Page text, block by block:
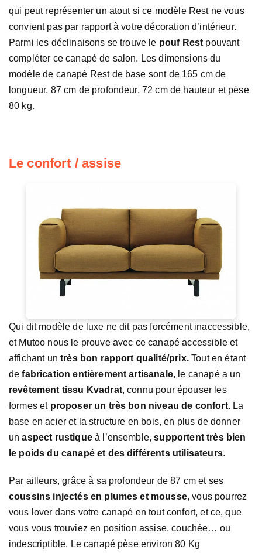
qui peut représenter un atout si ce modèle Rest ne vous
convient pas par rapport à votre décoration d’intérieur.
Parmi les déclinaisons se trouve le pouf Rest pouvant
compléter ce canapé de salon. Les dimensions du
modèle de canapé Rest de base sont de 165 cm de
longueur, 87 cm de profondeur, 72 cm de hauteur et pèse
80 kg.
Le confort / assise
Qui dit modèle de luxe ne dit pas forcément inaccessible,
et Mutoo nous le prouve avec ce canapé accessible et
affichant untrès bon rapport qualité/prix.Tout en étant
defabrication entièrement artisanale, le canapé a un
revêtement tissu Kvadrat, connu pour épouser les
formes et proposer un très bon niveau de confort. La
base en acier et la structure en bois, en plus de donner
unaspect rustiqueà l’ensemble,supportent très bien
le poids du canapé et des différents utilisateurs.
Par ailleurs, grâce à sa profondeur de 87 cm et ses
coussins injectés en plumes et mousse, vous pourrez
vous lover dans votre canapé en tout confort, et ce, que
vous vous trouviez en position assise, couchée… ou
indescriptible. Le canapé pèse environ 80 Kg